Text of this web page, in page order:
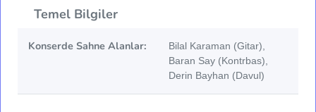
Temel Bilgiler
Konserde Sahne Alanlar:
Bilal Karaman (Gitar),
Baran Say (Kontrbas),
Derin Bayhan (Davul)